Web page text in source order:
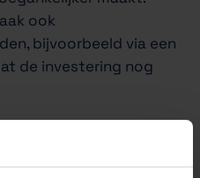
ook
bijvoorbeeld via een
de investering nog
is een ideale
verduurzaming. In